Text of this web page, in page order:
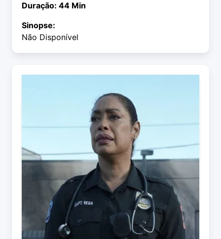
Duração: 44 Min
Sinopse:
Não Disponível